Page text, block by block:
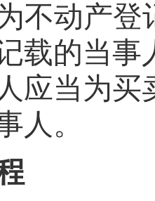
不动产登
载的当事
应当为
人。